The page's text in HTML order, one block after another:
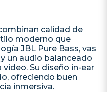
calidad de
moderno que
JBL Pure Bass, vas
un audio balanceado
Su diseño in-ear
ofreciendo buen
inmersiva.